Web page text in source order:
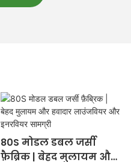
80S मोडल डबल जर्सी
फ़ैब्रिक | बेहद मुलायम और